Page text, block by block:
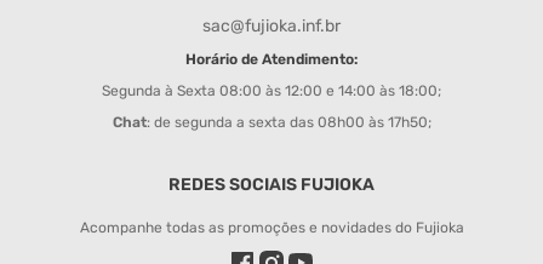
sac@fujioka.inf.br
Horário de Atendimento:
Segunda à Sexta 08:00 às 12:00 e 14:00 às 18:00;
Chat: de segunda a sexta das 08h00 às 17h50;
REDES SOCIAIS FUJIOKA
Acompanhe todas as promoções e novidades do Fujioka